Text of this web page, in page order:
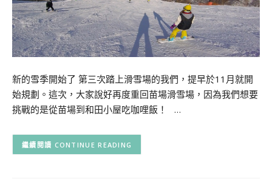
新的雪季開始了 第三次踏上滑雪場的我們，提早於11月就開
始規劃。這次，大家說好再度重回苗場滑雪場，因為我們想要
挑戰的是從苗場到和田小屋吃咖哩飯！ …
CONTINUE READING